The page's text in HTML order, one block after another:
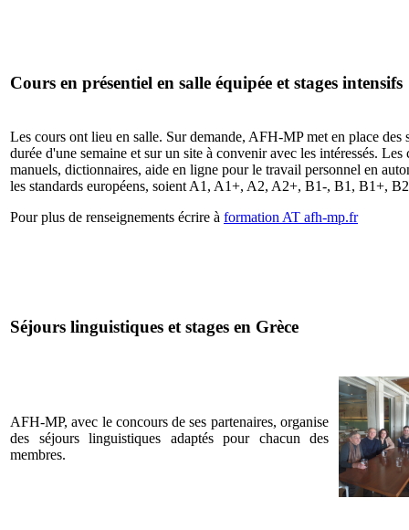
Cours en présentiel en salle équipée et stages intensifs
Les cours ont lieu en salle. Sur demande, AFH-MP met en place
durée d'une semaine et sur un site à convenir avec les intéressés.
manuels, dictionnaires, aide en ligne pour le travail personnel en
les standards européens, soient A1, A1+, A2, A2+, B1-, B1, B1+,
Pour plus de renseignements écrire à formation AT afh-mp.fr
Séjours linguistiques et stages en Grèce
AFH-MP, avec le concours de ses partenaires, organise
des séjours linguistiques adaptés pour chacun des
membres.